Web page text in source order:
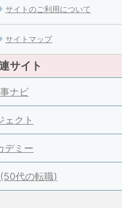
サイトのご利用について
サイトマップ
サイト
ナビ
ェクト
デミー
代の転職)